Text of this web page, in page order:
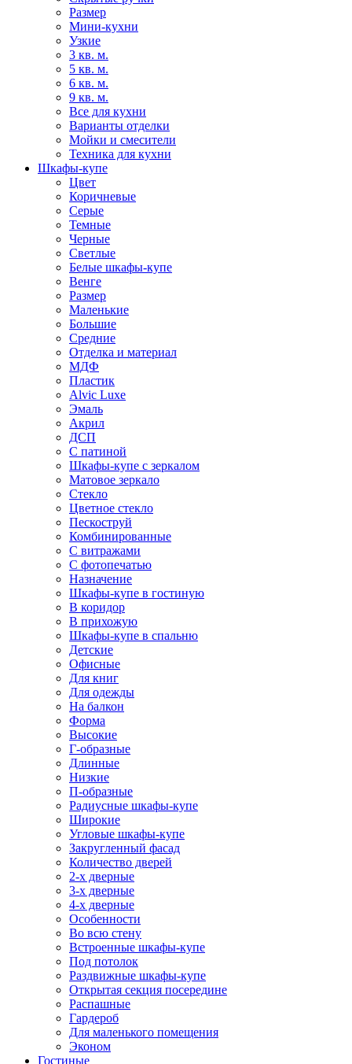
Размер
Мини-кухни
Узкие
3 кв. м.
5 кв. м.
6 кв. м.
9 кв. м.
Все для кухни
Варианты отделки
Мойки и смесители
Техника для кухни
Шкафы-купе
Цвет
Коричневые
Серые
Темные
Черные
Светлые
Белые шкафы-купе
Венге
Размер
Маленькие
Большие
Средние
Отделка и материал
МДФ
Пластик
Alvic Luxe
Эмаль
Акрил
ДСП
С патиной
Шкафы-купе с зеркалом
Матовое зеркало
Стекло
Цветное стекло
Пескоструй
Комбинированные
С витражами
С фотопечатью
Назначение
Шкафы-купе в гостиную
В коридор
В прихожую
Шкафы-купе в спальню
Детские
Офисные
Для книг
Для одежды
На балкон
Форма
Высокие
Г-образные
Длинные
Низкие
П-образные
Радиусные шкафы-купе
Широкие
Угловые шкафы-купе
Закругленный фасад
Количество дверей
2-х дверные
3-х дверные
4-х дверные
Особенности
Во всю стену
Встроенные шкафы-купе
Под потолок
Раздвижные шкафы-купе
Открытая секция посередине
Распашные
Гардероб
Для маленького помещения
Эконом
Гостиные